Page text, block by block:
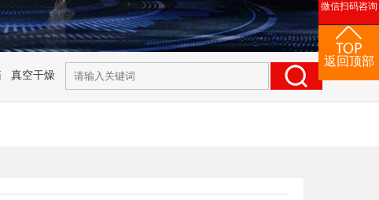
真空干燥
微信扫码咨询
返回顶部